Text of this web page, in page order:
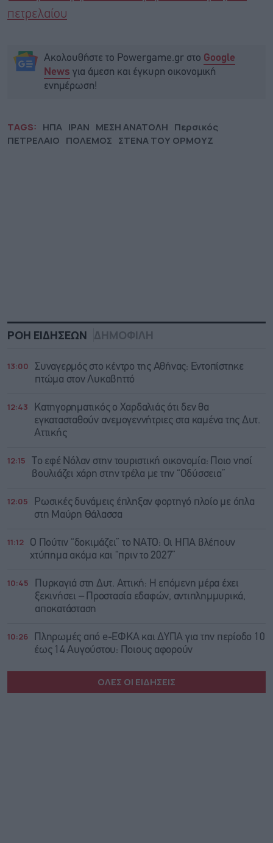
πετρελαίου
Ακολουθήστε το Powergame.gr στο Google
News για άμεση και έγκυρη οικονομική
ενημέρωση!
TAGS: ΗΠΑ ΙΡΑΝ ΜΕΣΗ ΑΝΑΤΟΛΗ Περσικός
ΠΕΤΡΕΛΑΙΟ ΠΟΛΕΜΟΣ ΣΤΕΝΑ ΤΟΥ ΟΡΜΟΥΖ
ΡΟΗ ΕΙΔΗΣΕΩΝ ΔΗΜΟΦΙΛΗ
13:00
Συναγερμός στο κέντρο της Αθήνας: Εντοπίστηκε
πτώμα στον Λυκαβηττό
12:43
Κατηγορηματικός ο Χαρδαλιάς ότι δεν θα
εγκατασταθούν ανεμογεννήτριες στα καμένα της Δυτ.
Αττικής
12:15
Το εφέ Νόλαν στην τουριστική οικονομία: Ποιο νησί
βουλιάζει χάρη στην τρέλα με την “Οδύσσεια”
12:05
Ρωσικές δυνάμεις έπληξαν φορτηγό πλοίο με όπλα
στη Μαύρη Θάλασσα
11:12
Ο Πούτιν “δοκιμάζει” το ΝΑΤΟ: Οι ΗΠΑ βλέπουν
χτύπημα ακόμα και “πριν το 2027”
10:45
Πυρκαγιά στη Δυτ. Αττική: Η επόμενη μέρα έχει
ξεκινήσει – Προστασία εδαφών, αντιπλημμυρικά,
αποκατάσταση
10:26
Πληρωμές από e-ΕΦΚΑ και ΔΥΠΑ για την περίοδο 10
έως 14 Αυγούστου: Ποιους αφορούν
ΟΛΕΣ ΟΙ ΕΙΔΗΣΕΙΣ